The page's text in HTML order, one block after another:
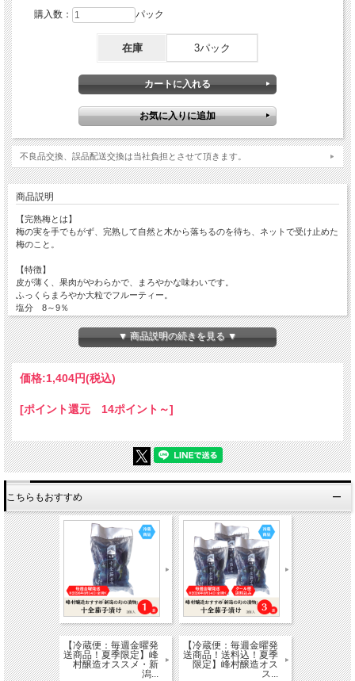
購入数： パック
在庫 3パック
不良品交換、誤品配送交換は当社負担とさせて頂きます。
商品説明
【完熟梅とは】
梅の実を手でもがず、完熟して自然と木から落ちるのを待ち、ネットで受け止めた
梅のこと。
【特徴】
皮が薄く、果肉がやわらかで、まろやかな味わいです。
ふっくらまろやか大粒でフルーティー。
塩分 8～9％
【原料】
・梅(和歌山県産)
・漬け原料(食塩、果糖ブドウ糖液糖)
・リンゴ酢
・醸造酢
・酒精
・甘味料（ステビア）
・ビタミンB1
【保存方法】
直射日光を避け、冷暗所で保存
▼ 商品説明の続きを見る ▼
価格:1,404円(税込)
[ポイント還元 14ポイント～]
こちらもおすすめ
【冷蔵便：毎週金曜発
送商品！夏季限定】峰
村醸造オススメ・新
潟...
【冷蔵便：毎週金曜発
送商品！送料込！夏季
限定】峰村醸造オス
ス...